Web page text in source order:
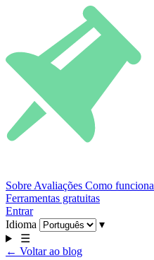
Sobre Avaliações Como funciona
Ferramentas gratuitas
Entrar
Idioma
▾
☰
← Voltar ao blog